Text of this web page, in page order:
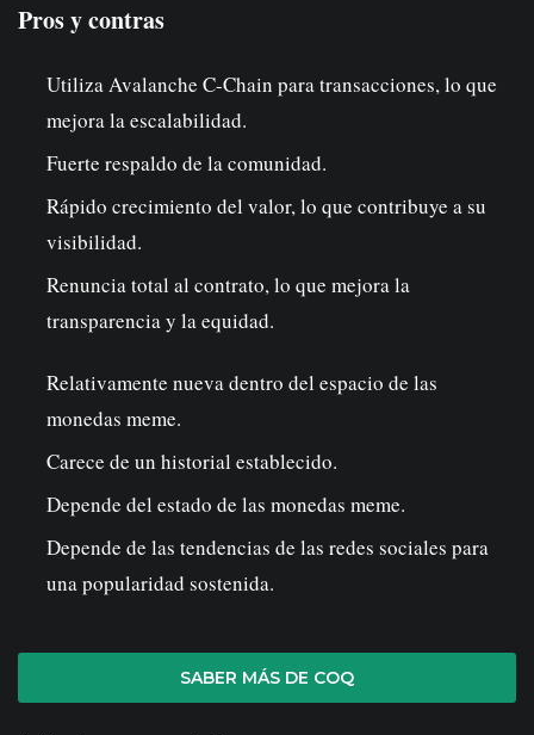
Pros y contras
Utiliza Avalanche C-Chain para transacciones, lo que
mejora la escalabilidad.
Fuerte respaldo de la comunidad.
Rápido crecimiento del valor, lo que contribuye a su
visibilidad.
Renuncia total al contrato, lo que mejora la
transparencia y la equidad.
Relativamente nueva dentro del espacio de las
monedas meme.
Carece de un historial establecido.
Depende del estado de las monedas meme.
Depende de las tendencias de las redes sociales para
una popularidad sostenida.
SABER MÁS DE COQ